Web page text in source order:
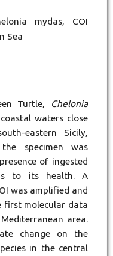
mydas, COI
Sea
Turtle,
Chelonia
waters close
eastern Sicily,
specimen was
of ingested
to its health. A
was amplified and
first molecular data
area.
change on the
in the central